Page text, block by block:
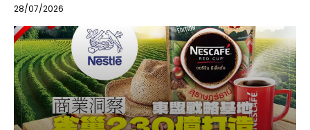
28/07/2026